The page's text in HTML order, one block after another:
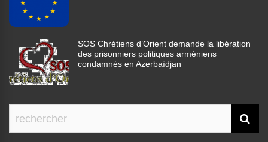
SOS Chrétiens d’Orient demande la libération
des prisonniers politiques arméniens
condamnés en Azerbaïdjan